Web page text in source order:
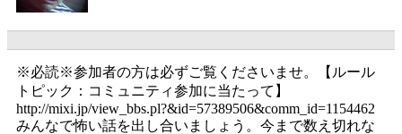
※必読※参加者の方は必ずご覧くださいませ。【ルール
トピック：コミュニティ参加に当たって】
http://mixi.jp/view_bbs.pl?&id=57389506&comm_id=1154462
みんなで怖い話を出し合いましょう。今まで数え切れな